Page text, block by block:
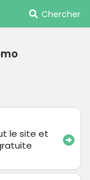
Chercher
le site et